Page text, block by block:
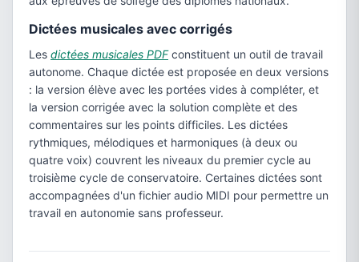
Dictées musicales avec corrigés
Les dictées musicales PDFconstituent un outil de travail
autonome. Chaque dictée est proposée en deux versions
: la version élève avec les portées vides à compléter, et
la version corrigée avec la solution complète et des
commentaires sur les points difficiles. Les dictées
rythmiques, mélodiques et harmoniques (à deux ou
quatre voix) couvrent les niveaux du premier cycle au
troisième cycle de conservatoire. Certaines dictées sont
accompagnées d'un fichier audio MIDI pour permettre un
travail en autonomie sans professeur.